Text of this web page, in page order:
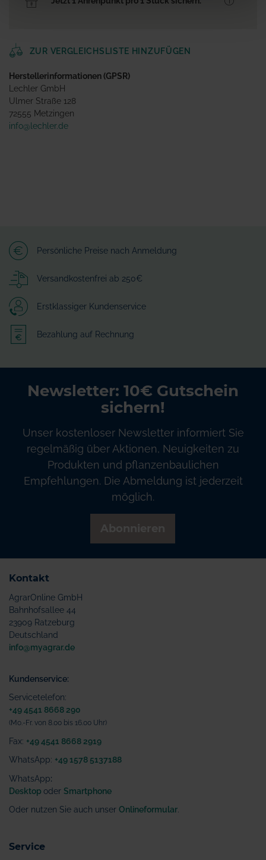
ZUR VERGLEICHSLISTE HINZUFÜGEN
Herstellerinformationen (GPSR)
Lechler GmbH
Ulmer Straße 128
72555 Metzingen
info@lechler.de
Persönliche Preise nach Anmeldung
Versandkostenfrei ab 250€
Erstklassiger Kundenservice
Bezahlung auf Rechnung
Newsletter: 10€ Gutschein
sichern!
Unser kostenloser Newsletter informiert Sie
regelmäßig über Aktionen, Neuigkeiten zu
Produkten und pflanzenbaulichen
Empfehlungen. Die Abmeldung ist jederzeit
möglich.
Kontakt
AgrarOnline GmbH
Bahnhofsallee 44
23909 Ratzeburg
Deutschland
info@myagrar.de
Kundenservice:
Servicetelefon:
+49 4541 8668 290
(Mo.-Fr. von 8.00 bis 16.00 Uhr)
Fax: +49 4541 8668 2919
WhatsApp: +49 1578 5137188
WhatsApp:
Desktop oder Smartphone
Oder nutzen Sie auch unser Onlineformular
Service